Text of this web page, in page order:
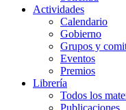
Actividades
Calendario
Gobierno
Grupos y
Eventos
Premios
Librería
Todos los
Publicaciones